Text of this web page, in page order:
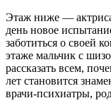
Этаж ниже —
день новое
заботиться о своей
этаже мальчик с
рассказать всем,
лет становится
врачи-психиатры,